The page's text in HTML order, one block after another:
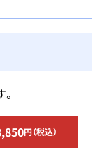
円（税込）